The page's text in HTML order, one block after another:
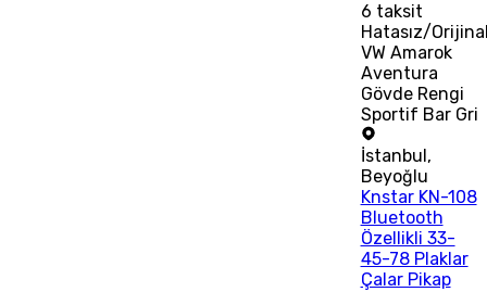
6 taksit
Hatasız/
VW Amarok
Aventura
Gövde Rengi
Sportif Bar Gri
İstanbul ,
Beyoğlu
Knstar KN-108
Bluetooth
Özellikli 33-
45-78 Plaklar
Çalar Pikap